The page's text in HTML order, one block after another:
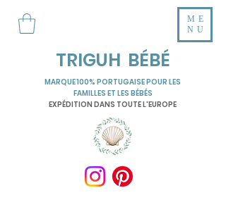
TRIGUH BÉBÉ
ME
NU
MARQUE 100% PORTUGAISE POUR LES
FAMILLES ET LES BÉBÉS
EXPÉDITION DANS TOUTE L'EUROPE